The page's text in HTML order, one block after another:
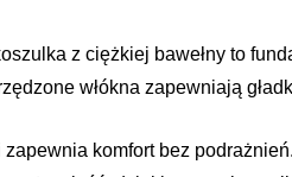
z ciężkiej bawełny to
włókna zapewniają
komfort bez podrażnień.